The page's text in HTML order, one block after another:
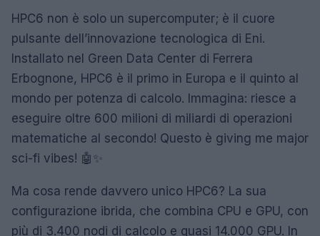
HPC6 non è solo un supercomputer; è il cuore
pulsante dell’innovazione tecnologica di Eni.
Installato nel Green Data Center di Ferrera
Erbognone, HPC6 è il primo in Europa e il quinto al
mondo per potenza di calcolo. Immagina: riesce a
eseguire oltre 600 milioni di miliardi di operazioni
matematiche al secondo! Questo è giving me major
sci-fi vibes! 🤖✨
Ma cosa rende davvero unico HPC6? La sua
configurazione ibrida, che combina CPU e GPU, con
più di 3.400 nodi di calcolo e quasi 14.000 GPU. In